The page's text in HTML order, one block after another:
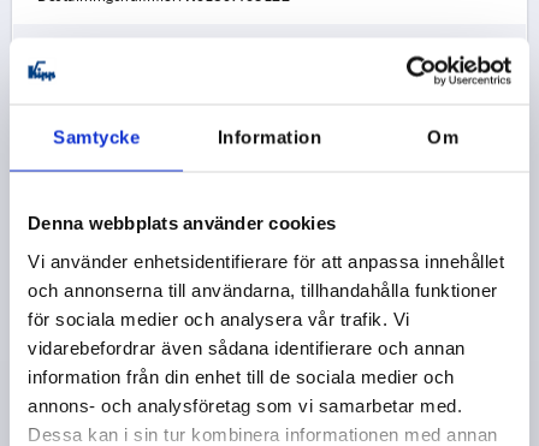
Samtycke Information Om
Denna webbplats använder cookies
Vi använder enhetsidentifierare för att anpassa innehållet
och annonserna till användarna, tillhandahålla funktioner
för sociala medier och analysera vår trafik. Vi
vidarebefordrar även sådana identifierare och annan
information från din enhet till de sociala medier och
annons- och analysföretag som vi samarbetar med.
Dessa kan i sin tur kombinera informationen med annan
165,27 kr
exkl. moms
DETALJER
STJÄRNVRED, FORM:D DIN6336 D=M06, D1=32, H=21,
ROSTFRITT STÅL BLÄSTRAT
GÄNGA=M6 YTTERDIAMETER=32
GÄNGDJUP=11